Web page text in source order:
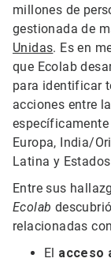
millones de
gestionada de
Unidas. Es en
que Ecolab
para identificar
acciones entre
Europa, India/
Latina y
Entre sus
Ecolab
relacionadas
El acceso